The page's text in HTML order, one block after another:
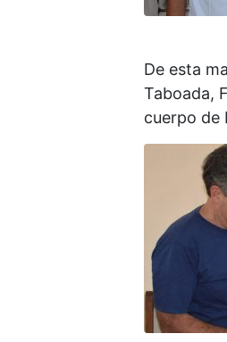
De esta
Taboada,
cuerpo de